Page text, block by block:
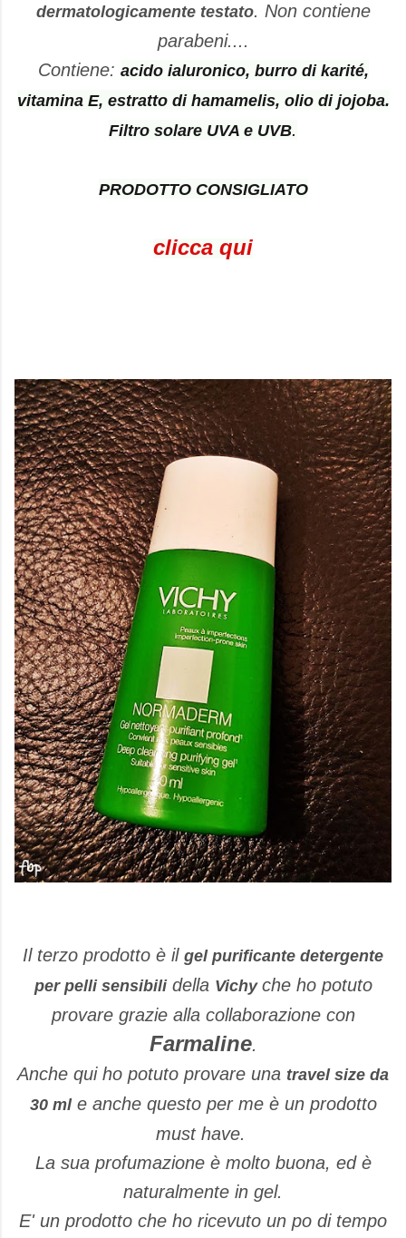
dermatologicamente testato. Non contiene
parabeni....
Contiene: acido ialuronico, burro di karité,
vitamina E, estratto di hamamelis, olio di jojoba.
Filtro solare UVA e UVB.
PRODOTTO CONSIGLIATO
clicca qui
Il terzo prodotto è il gel purificante detergente
per pelli sensibilidella Vichy che ho potuto
provare grazie alla collaborazione con
Farmaline.
Anche qui ho potuto provare una travel size da
30 mle anche questo per me è un prodotto
must have.
La sua profumazione è molto buona, ed è
naturalmente in gel.
E' un prodotto che ho ricevuto un po di tempo